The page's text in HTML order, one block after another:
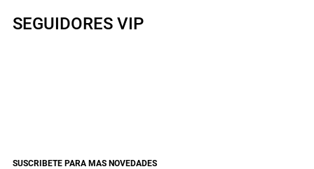
SEGUIDORES VIP
SUSCRIBETE PARA MAS NOVEDADES